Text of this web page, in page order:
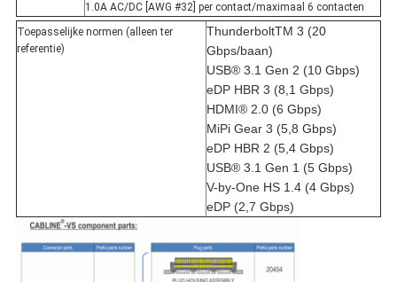
1.0A AC/DC [AWG #32] per contact/maximaal 6 contacten
Toepasselijke normen (alleen ter
referentie)
ThunderboltTM 3 (20
Gbps/baan)
USB® 3.1 Gen 2 (10 Gbps)
eDP HBR 3 (8,1 Gbps)
HDMI® 2.0 (6 Gbps)
MiPi Gear 3 (5,8 Gbps)
eDP HBR 2 (5,4 Gbps)
USB® 3.1 Gen 1 (5 Gbps)
V-by-One HS 1.4 (4 Gbps)
eDP (2,7 Gbps)